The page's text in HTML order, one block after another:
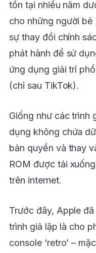
tồn tại nhiều năm
cho những người bẻ
sự thay đổi chính
phát hành để sử
ứng dụng giải trí
(chỉ sau TikTok).
Giống như các trình
dụng không chứa
bản quyền và thay
ROM được tải
trên internet.
Trước đây, Apple
trình giả lập là cho
console ‘retro’ –